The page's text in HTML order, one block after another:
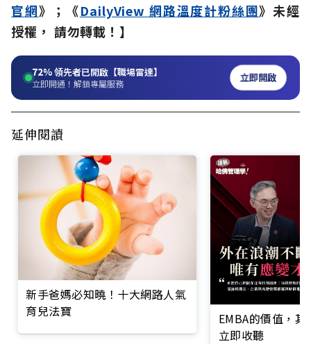
官網》；《DailyView 網路溫度計粉絲團》未經
授權， 請勿轉載！】
72%領先者已開啟【職場雷達】
立即開通！解鎖專屬服務 立即開啟
延伸閱讀
新手爸媽必知曉！十大網路人氣
育兒法寶
EMBA的價值，
立即收聽